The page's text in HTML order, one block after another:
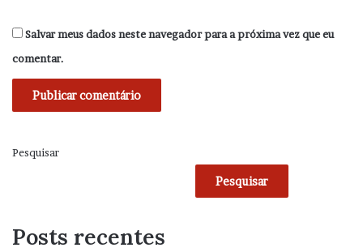
Salvar meus dados neste navegador para a próxima vez que eu
comentar.
Pesquisar
Pesquisar
Posts recentes